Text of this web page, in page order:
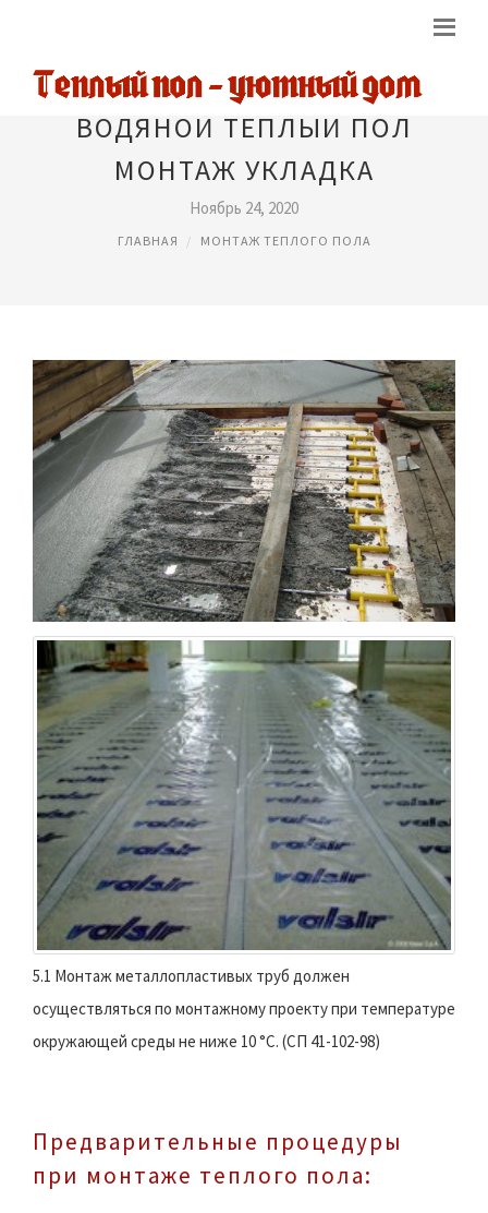
ВОДЯНОЙ ТЕПЛЫЙ ПОЛ
МОНТАЖ УКЛАДКА
Ноябрь 24, 2020
ГЛАВНАЯ МОНТАЖ ТЕПЛОГО ПОЛА
5.1 Монтаж металлопластивых труб должен
осуществляться по монтажному проекту при температуре
окружающей среды не ниже 10 °С. (СП 41-102-98)
Предварительные процедуры
при монтаже теплого пола: